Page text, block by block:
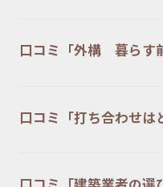
口コミ「外構 暮らす
口コミ「打ち合わせは